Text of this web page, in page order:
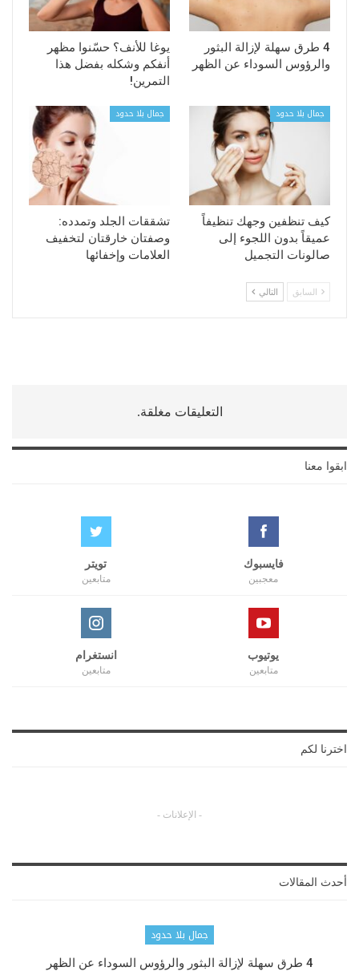
4 طرق سهلة لإزالة البثور
والرؤوس السوداء عن الظهر
يوغا للأنف؟ حسّنوا مظهر
أنفكم وشكله بفضل هذا
التمرين!
جمال بلا حدود
كيف تنظفين وجهك تنظيفاً
عميقاً بدون اللجوء إلى
صالونات التجميل
جمال بلا حدود
تشققات الجلد وتمدده:
وصفتان خارقتان لتخفيف
العلامات وإخفائها
السابق التالي
التعليقات مغلقة.
ابقوا معنا
فايسبوك
معجبين
تويتر
متابعين
يوتيوب
متابعين
انستغرام
متابعين
اخترنا لكم
- الإعلانات -
أحدث المقالات
جمال بلا حدود
4 طرق سهلة لإزالة البثور والرؤوس السوداء عن الظهر